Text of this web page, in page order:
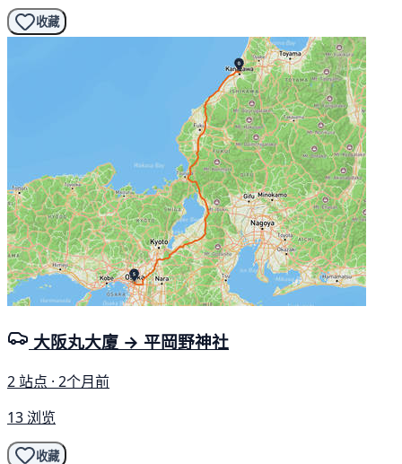
收藏
大阪丸大廈 → 平岡野神社
2 站点 · 2个月前
13 浏览
收藏